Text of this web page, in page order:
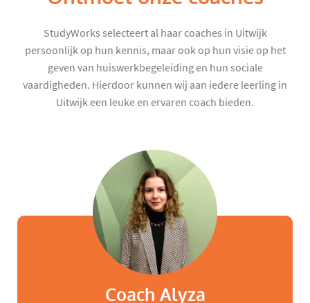
StudyWorks selecteert al haar coaches in Uitwijk
persoonlijk op hun kennis, maar ook op hun visie op het
geven van huiswerkbegeleiding en hun sociale
vaardigheden. Hierdoor kunnen wij aan iedere leerling in
Uitwijk een leuke en ervaren coach bieden.
Coach Alyza